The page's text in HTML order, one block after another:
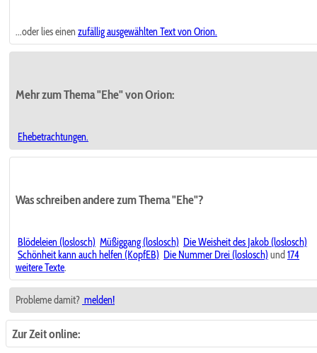
...oder lies einen zufällig ausgewählten Text von Orion.
Mehr zum Thema "Ehe" von Orion:
Ehebetrachtungen.
Was schreiben andere zum Thema "Ehe"?
Blödeleien (loslosch) Müßiggang (loslosch) Die Weisheit des Jakob (loslosch)
Schönheit kann auch helfen (KopfEB) Die Nummer Drei (loslosch) und 174
weitere Texte.
Probleme damit? melden!
Zur Zeit online: